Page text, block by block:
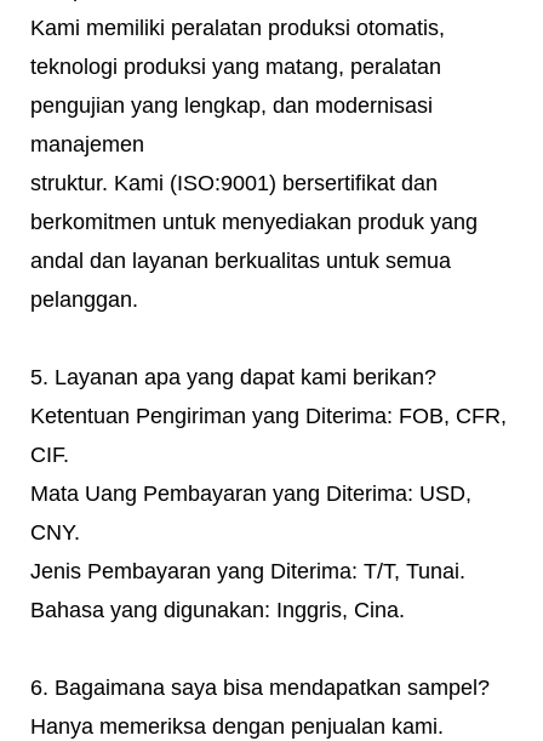
Kami memiliki peralatan produksi otomatis,
teknologi produksi yang matang, peralatan
pengujian yang lengkap, dan modernisasi
manajemen
struktur. Kami (ISO:9001) bersertifikat dan
berkomitmen untuk menyediakan produk yang
andal dan layanan berkualitas untuk semua
pelanggan.
5. Layanan apa yang dapat kami berikan?
Ketentuan Pengiriman yang Diterima: FOB, CFR,
CIF.
Mata Uang Pembayaran yang Diterima: USD,
CNY.
Jenis Pembayaran yang Diterima: T/T, Tunai.
Bahasa yang digunakan: Inggris, Cina.
6. Bagaimana saya bisa mendapatkan sampel?
Hanya memeriksa dengan penjualan kami.